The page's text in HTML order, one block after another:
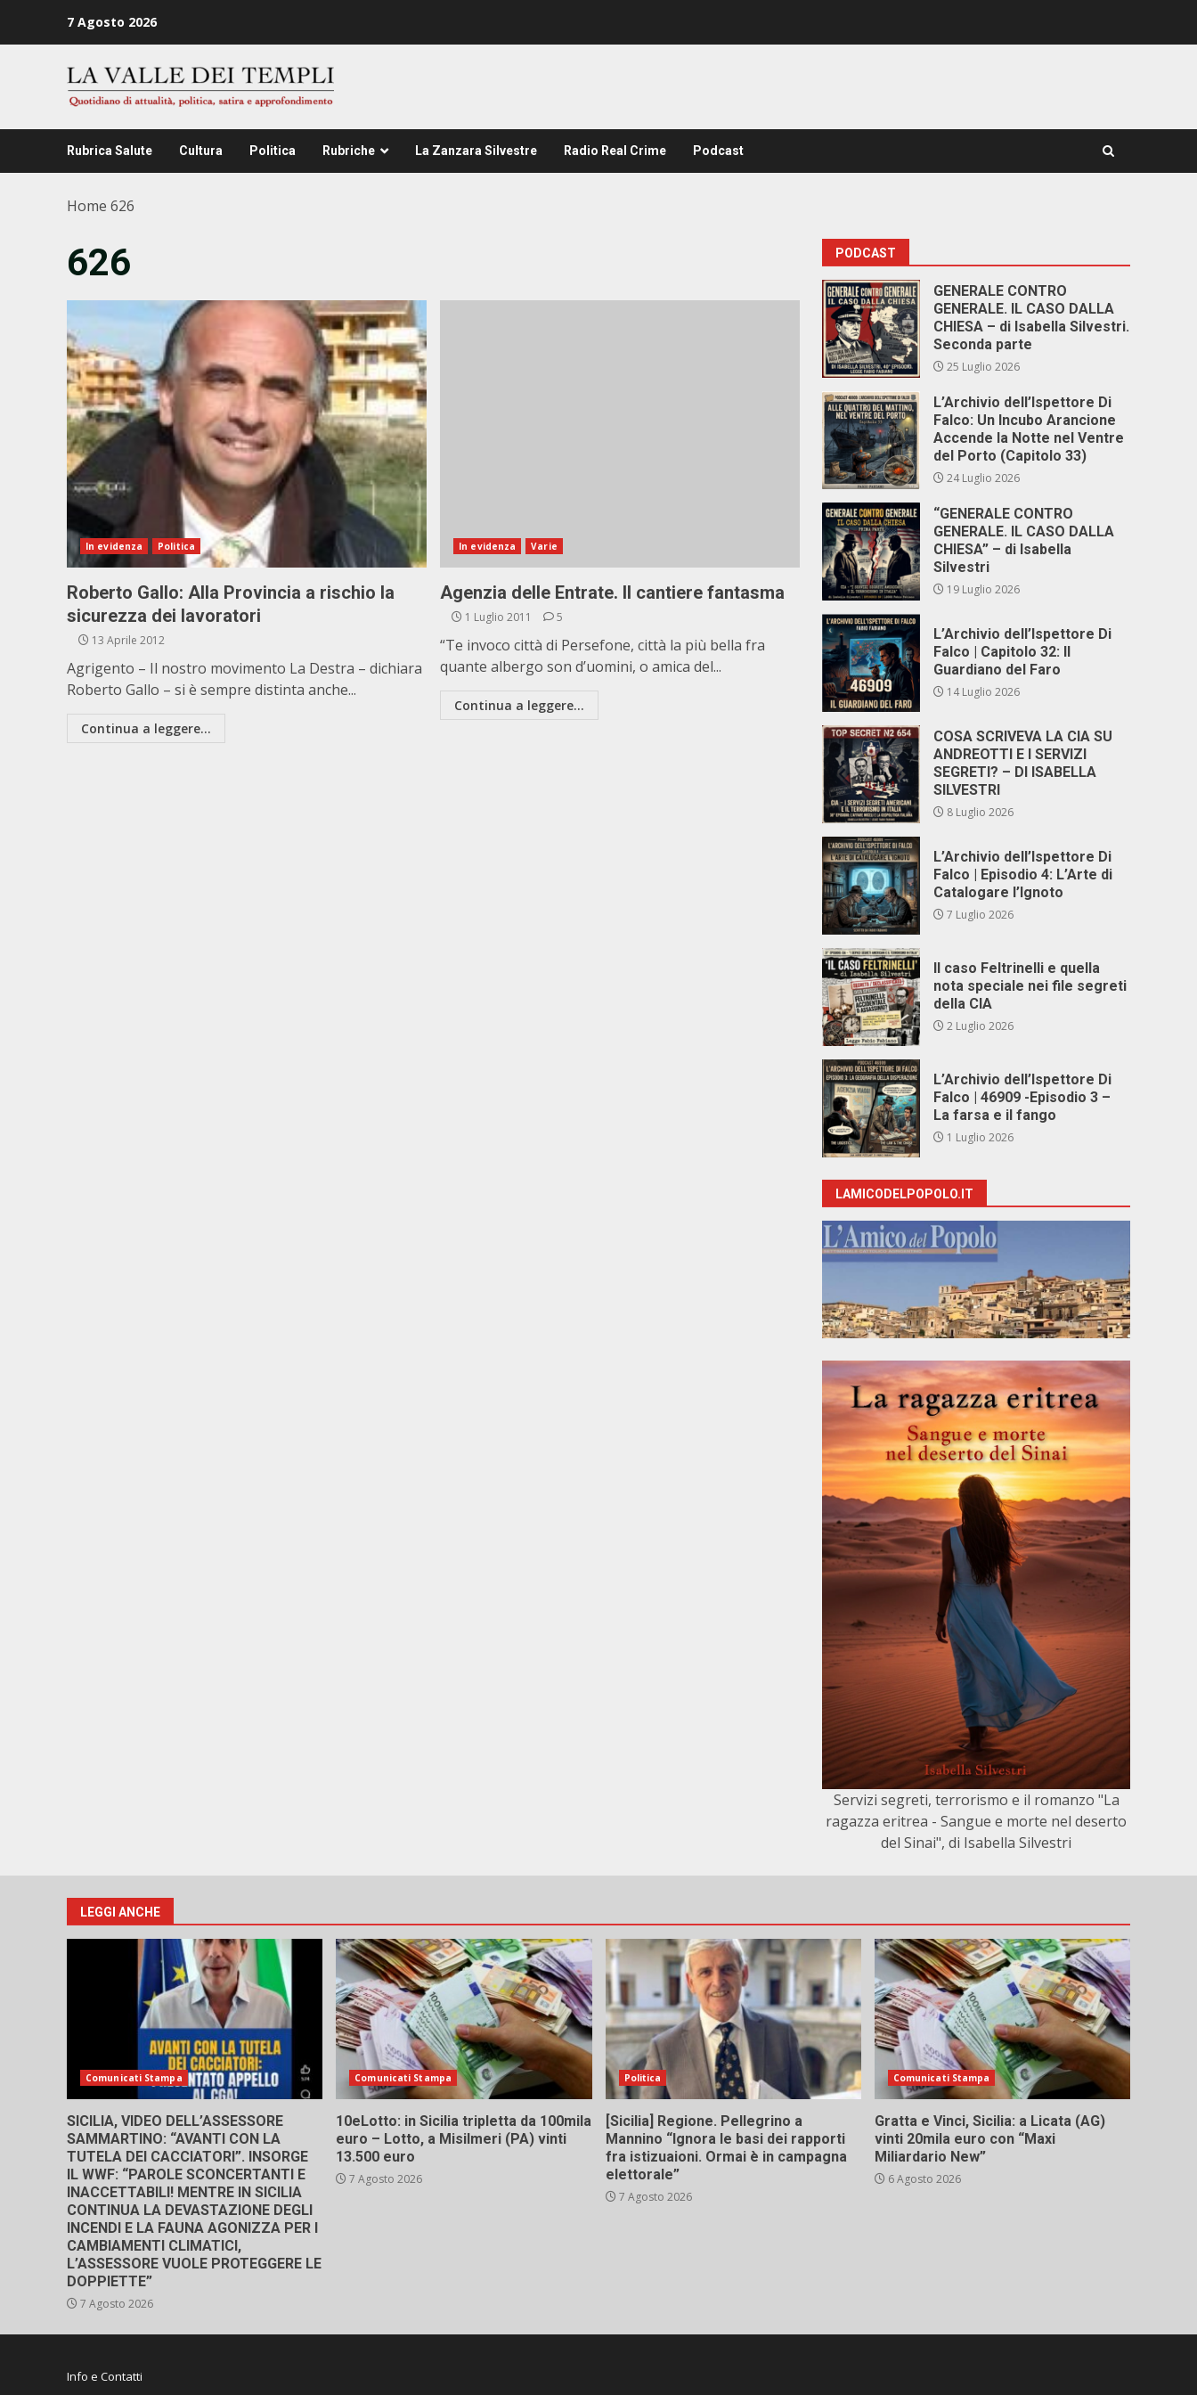
7 Agosto 2026
Rubrica Salute Cultura Politica Rubriche La Zanzara Silvestre Radio Real Crime Podcast
Home 626
626
In evidenza Politica
Roberto Gallo: Alla Provincia a rischio la
sicurezza dei lavoratori
13 Aprile 2012
Agrigento – Il nostro movimento La Destra – dichiara
Roberto Gallo – si è sempre distinta anche...
Continua a leggere...
In evidenza Varie
Agenzia delle Entrate. Il cantiere fantasma
1 Luglio 2011 5
“Te invoco città di Persefone, città la più bella fra
quante albergo son d’uomini, o amica del...
Continua a leggere...
PODCAST
GENERALE CONTRO
GENERALE. IL CASO DALLA
CHIESA – di Isabella Silvestri.
Seconda parte
25 Luglio 2026
L’Archivio dell’Ispettore Di
Falco: Un Incubo Arancione
Accende la Notte nel Ventre
del Porto (Capitolo 33)
24 Luglio 2026
“GENERALE CONTRO
GENERALE. IL CASO DALLA
CHIESA” – di Isabella
Silvestri
19 Luglio 2026
L’Archivio dell’Ispettore Di
Falco | Capitolo 32: Il
Guardiano del Faro
14 Luglio 2026
COSA SCRIVEVA LA CIA SU
ANDREOTTI E I SERVIZI
SEGRETI? – DI ISABELLA
SILVESTRI
8 Luglio 2026
L’Archivio dell’Ispettore Di
Falco | Episodio 4: L’Arte di
Catalogare l’Ignoto
7 Luglio 2026
Il caso Feltrinelli e quella
nota speciale nei file segreti
della CIA
2 Luglio 2026
L’Archivio dell’Ispettore Di
Falco | 46909 -Episodio 3 –
La farsa e il fango
1 Luglio 2026
LAMICODELPOPOLO.IT
Servizi segreti, terrorismo e il romanzo "La
ragazza eritrea - Sangue e morte nel deserto
del Sinai", di Isabella Silvestri
LEGGI ANCHE
Comunicati Stampa
SICILIA, VIDEO DELL’ASSESSORE
SAMMARTINO: “AVANTI CON LA
TUTELA DEI CACCIATORI”. INSORGE
IL WWF: “PAROLE SCONCERTANTI E
INACCETTABILI! MENTRE IN SICILIA
CONTINUA LA DEVASTAZIONE DEGLI
INCENDI E LA FAUNA AGONIZZA PER I
CAMBIAMENTI CLIMATICI,
L’ASSESSORE VUOLE PROTEGGERE LE
DOPPIETTE”
7 Agosto 2026
Comunicati Stampa
10eLotto: in Sicilia tripletta da 100mila
euro – Lotto, a Misilmeri (PA) vinti
13.500 euro
7 Agosto 2026
Politica
[Sicilia] Regione. Pellegrino a
Mannino “Ignora le basi dei rapporti
fra istizuaioni. Ormai è in campagna
elettorale”
7 Agosto 2026
Comunicati Stampa
Gratta e Vinci, Sicilia: a Licata (AG)
vinti 20mila euro con “Maxi
Miliardario New”
6 Agosto 2026
Info e Contatti